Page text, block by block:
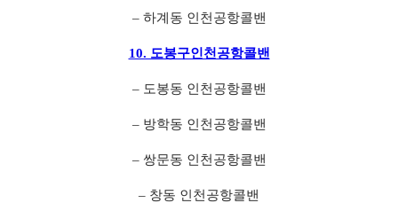
– 하계동 인천공항콜밴
10. 도봉구인천공항콜밴
– 도봉동 인천공항콜밴
– 방학동 인천공항콜밴
– 쌍문동 인천공항콜밴
– 창동 인천공항콜밴